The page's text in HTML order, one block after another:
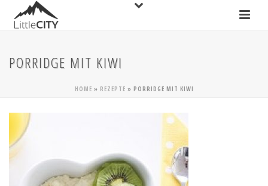
PORRIDGE MIT KIWI
HOME » REZEPTE » PORRIDGE MIT KIWI